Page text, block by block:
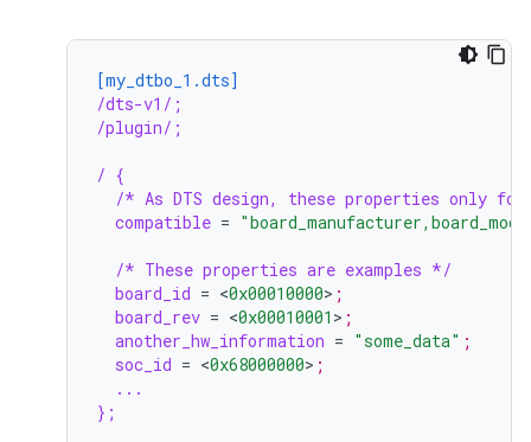
[my_dtbo_1.dts]
/dts-v1/;
/plugin/;
/ {
/* As DTS design, these properties only
compatible =
/* These properties are examples */
board_id = <0x00010000> ;
board_rev = <0x00010001 > ;
another_hw_information = "some_data" ;
soc_id = <0x68000000> ;
...
};